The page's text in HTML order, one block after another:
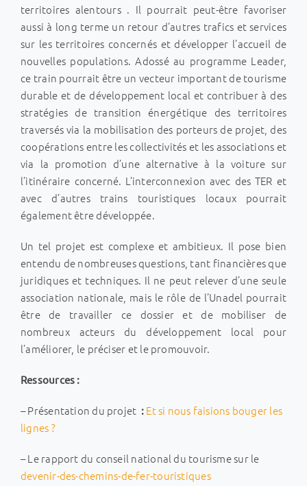
territoires alentours . Il pourrait peut-être favoriser
aussi à long terme un retour d’autres trafics et services
sur les territoires concernés et développer l’accueil de
nouvelles populations. Adossé au programme Leader,
ce train pourrait être un vecteur important de tourisme
durable et de développement local et contribuer à des
stratégies de transition énergétique des territoires
traversés via la mobilisation des porteurs de projet, des
coopérations entre les collectivités et les associations et
via la promotion d’une alternative à la voiture sur
l’itinéraire concerné. L’interconnexion avec des TER et
avec d’autres trains touristiques locaux pourrait
également être développée.
Un tel projet est complexe et ambitieux. Il pose bien
entendu de nombreuses questions, tant financières que
juridiques et techniques. Il ne peut relever d’une seule
association nationale, mais le rôle de l’Unadel pourrait
être de travailler ce dossier et de mobiliser de
nombreux acteurs du développement local pour
l’améliorer, le préciser et le promouvoir.
Ressources :
– Présentation du projet : Et si nous faisions bouger les
lignes ?
– Le rapport du conseil national du tourisme sur le
devenir-des-chemins-de-fer-touristiques